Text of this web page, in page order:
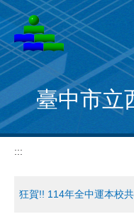
跳
到
主
要
內
容
區
臺中市立
:::
狂賀!! 114年全中運本校